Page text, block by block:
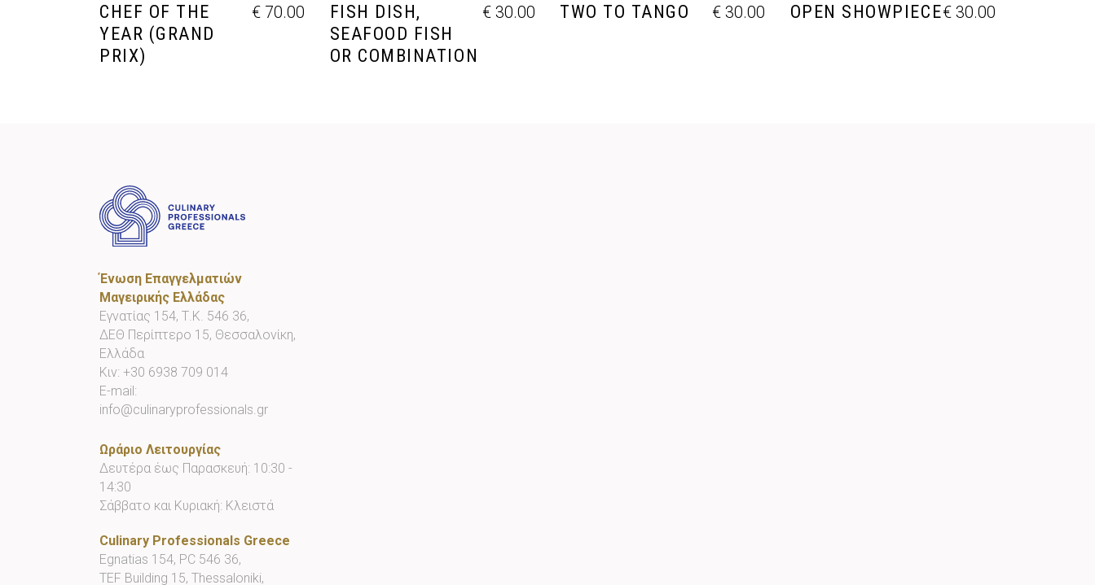
CHEF OF THE
YEAR (GRAND
PRIX)
€ 70.00
FISH DISH,
SEAFOOD FISH
OR COMBINATION
€30.00 TWO TO TANGO € 30.00 OPEN SHOWPIECE€30.00
Ένωση Επαγγελματιών
Μαγειρικής Ελλάδας
Εγνατίας 154, Τ.Κ. 546 36,
ΔΕΘ Περίπτερο 15, Θεσσαλονίκη,
Ελλάδα
Κιν: +30 6938 709 014
E-mail:
info@culinaryprofessionals.gr
Ωράριο Λειτουργίας
Δευτέρα έως Παρασκευή: 10:30 -
14:30
Σάββατο και Κυριακή: Κλειστά
Culinary Professionals Greece
Egnatias 154, PC 546 36,
TEF Building 15, Thessaloniki,